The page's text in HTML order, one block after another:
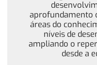
aprofundamento
áreas do
níveis de
ampliando o
desde a